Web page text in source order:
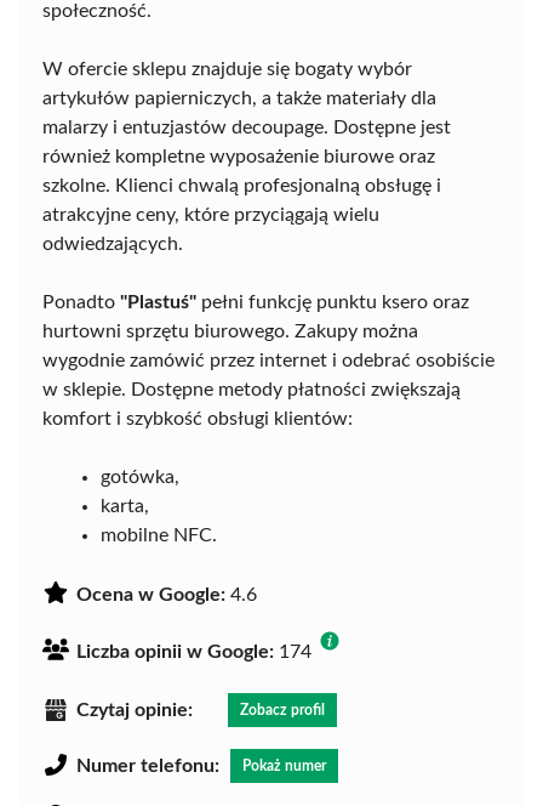
społeczność.
W ofercie sklepu znajduje się bogaty wybór
artykułów papierniczych, a także materiały dla
malarzy i entuzjastów decoupage. Dostępne jest
również kompletne wyposażenie biurowe oraz
szkolne. Klienci chwalą profesjonalną obsługę i
atrakcyjne ceny, które przyciągają wielu
odwiedzających.
Ponadto "Plastuś" pełni funkcję punktu ksero oraz
hurtowni sprzętu biurowego. Zakupy można
wygodnie zamówić przez internet i odebrać osobiście
w sklepie. Dostępne metody płatności zwiększają
komfort i szybkość obsługi klientów:
gotówka,
karta,
mobilne NFC.
Ocena w Google: 4.6
Liczba opinii w Google: 174
Czytaj opinie: Zobacz profil
Numer telefonu: Pokaż numer